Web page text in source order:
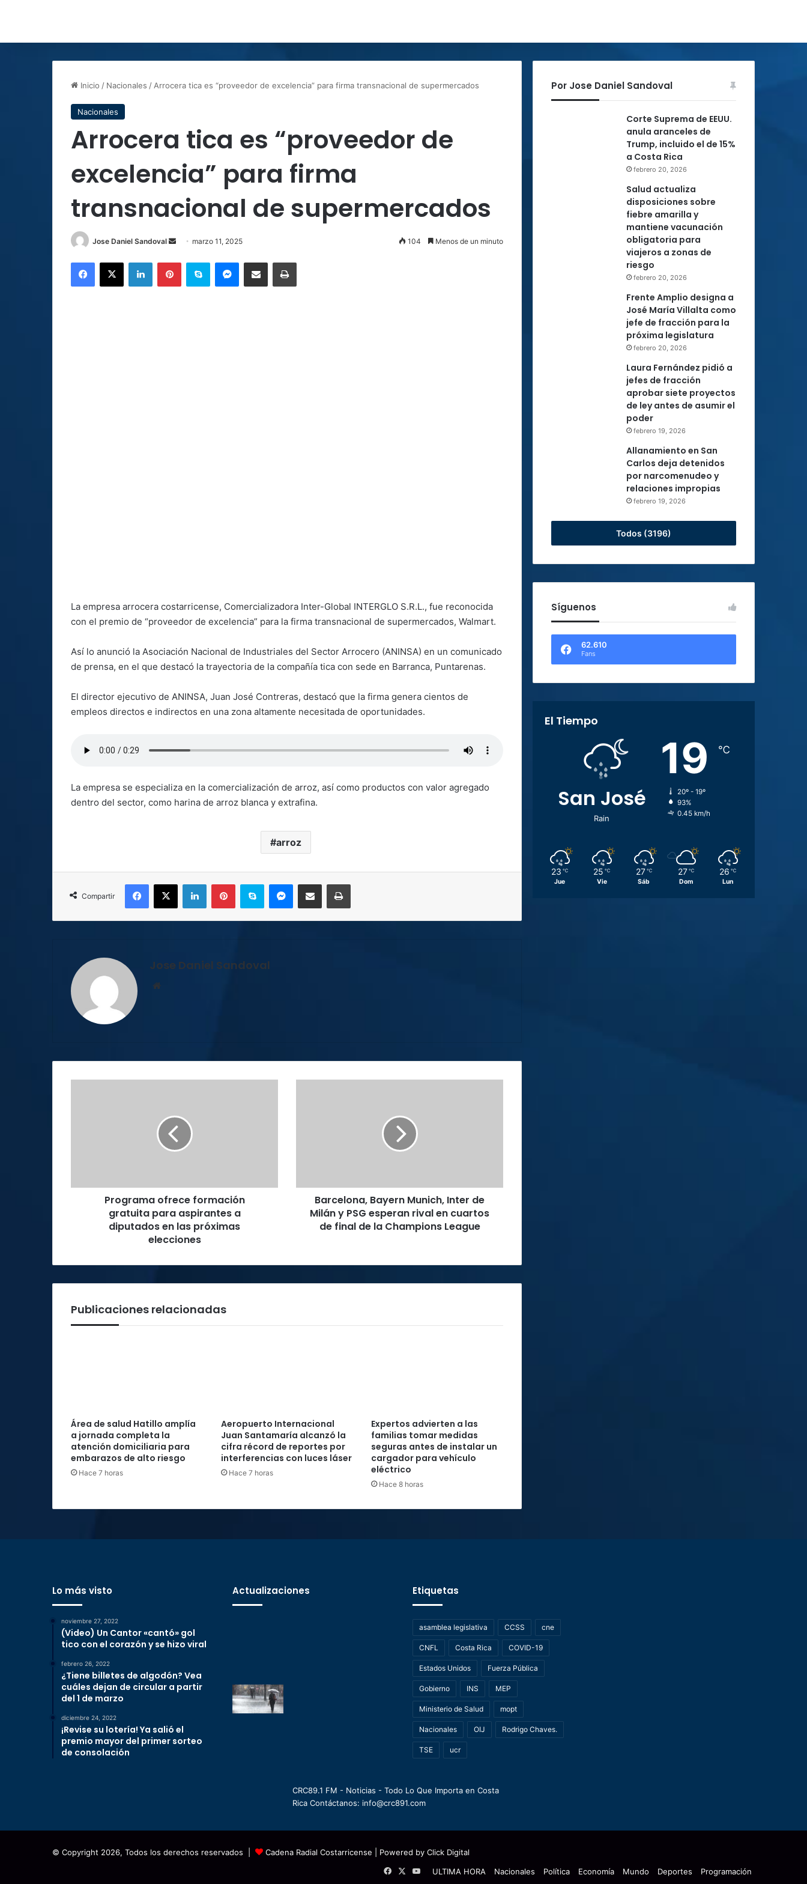
Inicio / Nacionales / Arrocera tica es “proveedor de excelencia” para firma transnacional de supermercados
Nacionales
Arrocera tica es “proveedor de
excelencia” para firma
transnacional de supermercados
Jose Daniel Sandoval
Send marzo 11, 2025 104 Menos de un minuto
Facebook
X LinkedInPinterestSkype MessengerCompartir por correo electrónicoImprimir
La empresa arrocera costarricense, Comercializadora Inter-Global INTERGLO S.R.L., fue reconocida
con el premio de “proveedor de excelencia” para la firma transnacional de supermercados, Walmart.
Así lo anunció la Asociación Nacional de Industriales del Sector Arrocero (ANINSA) en un comunicado
de prensa, en el que destacó la trayectoria de la compañía tica con sede en Barranca, Puntarenas.
El director ejecutivo de ANINSA, Juan José Contreras, destacó que la firma genera cientos de
empleos directos e indirectos en una zona altamente necesitada de oportunidades.
La empresa se especializa en la comercialización de arroz, así como productos con valor agregado
dentro del sector, como harina de arroz blanca y extrafina.
arroz
Compartir
Facebook
X LinkedInPinterestSkype MessengerCompartir por correo electrónicoImprimir
Jose Daniel Sandoval
en
elecciones
Programa ofrece formación
gratuita para aspirantes a
diputados en las próximas
elecciones
esperan
cuartos
Champions
Barcelona, Bayern Munich, Inter de
Milán y PSG esperan rival en cuartos
de final de la Champions League
Publicaciones relacionadas
Área de salud Hatillo amplía
a jornada completa la
atención domiciliaria para
embarazos de alto riesgo
Hace 7 horas
Aeropuerto Internacional
Juan Santamaría alcanzó la
cifra récord de reportes por
interferencias con luces láser
Hace 7 horas
Expertos advierten a las
familias tomar medidas
seguras antes de instalar un
cargador para vehículo
eléctrico
Hace 8 horas
Por Jose Daniel Sandoval
Corte Suprema de EEUU.
anula aranceles de
Trump, incluido el de 15%
a Costa Rica
febrero 20, 2026
Salud actualiza
disposiciones sobre
fiebre amarilla y
mantiene vacunación
obligatoria para
viajeros a zonas de
riesgo
febrero 20, 2026
Frente Amplio designa a
José María Villalta como
jefe de fracción para la
próxima legislatura
febrero 20, 2026
Laura Fernández pidió a
jefes de fracción
aprobar siete proyectos
de ley antes de asumir el
poder
febrero 19, 2026
Allanamiento en San
Carlos deja detenidos
por narcomenudeo y
relaciones impropias
febrero 19, 2026
Todos (3196)
Síguenos
62.610
Fans
El Tiempo
San José
Rain
19 ℃
20º - 19º
93%
0.45 km/h
23 ℃
Jue
25 ℃
Vie
27 ℃
Sáb
27 ℃
Dom
26 ℃
Lun
Lo más visto
noviembre 27, 2022
(Video) Un Cantor «cantó» gol
tico con el corazón y se hizo viral
febrero 26, 2022
¿Tiene billetes de algodón? Vea
cuáles dejan de circular a partir
del 1 de marzo
diciembre 24, 2022
¡Revise su lotería! Ya salió el
premio mayor del primer sorteo
de consolación
Actualizaciones Etiquetas
asamblea legislativa CCSS cne
CNFL Costa Rica COVID-19
Estados Unidos Fuerza Pública
Gobierno INS MEP
Ministerio de Salud mopt
Nacionales OIJ Rodrigo Chaves.
TSE ucr
CRC89.1 FM - Noticias - Todo Lo Que Importa en Costa
Rica Contáctanos: info@crc891.com
© Copyright 2026, Todos los derechos reservados | Cadena Radial Costarricense | Powered by Click Digital
ULTIMA HORA
Nacionales Política Economía Mundo Deportes Programación
Facebook
X YouTube